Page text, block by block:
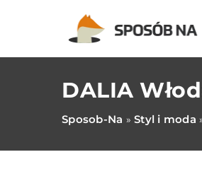
DALIA
Sposob-Na » Styl i moda